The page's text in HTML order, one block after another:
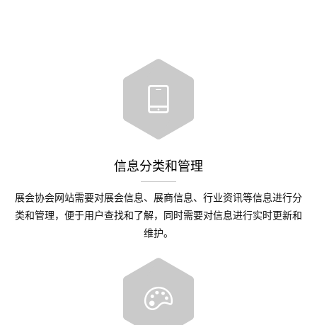
信息分类和管理
展会协会网站需要对展会信息、展商信息、行业资讯等信息进行分
类和管理，便于用户查找和了解，同时需要对信息进行实时更新和
维护。